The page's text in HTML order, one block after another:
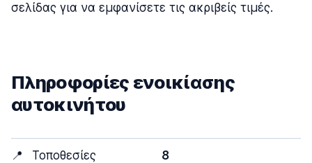
σελίδας για να εμφανίσετε τις ακριβείς τιμές.
Πληροφορίες ενοικίασης
αυτοκινήτου
📍
Τοποθεσίες
8